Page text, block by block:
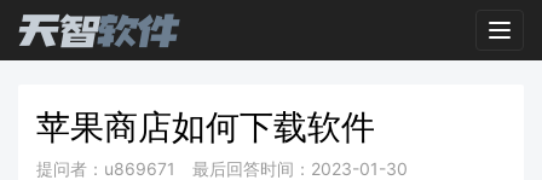
苹果商店如何下载软件
提问者：u869671 最后回答时间：2023-01-30